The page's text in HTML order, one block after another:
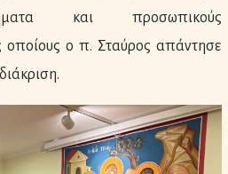
και προσωπικούς
οποίους ο π. Σταύρος απάντησε